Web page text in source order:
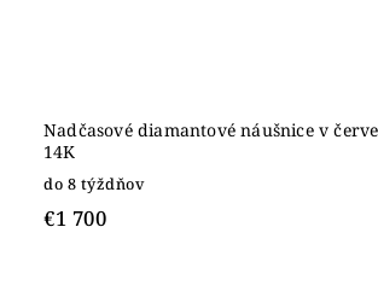
Nadčasové diamantové náušnice v
14K
do 8 týždňov
€1 700